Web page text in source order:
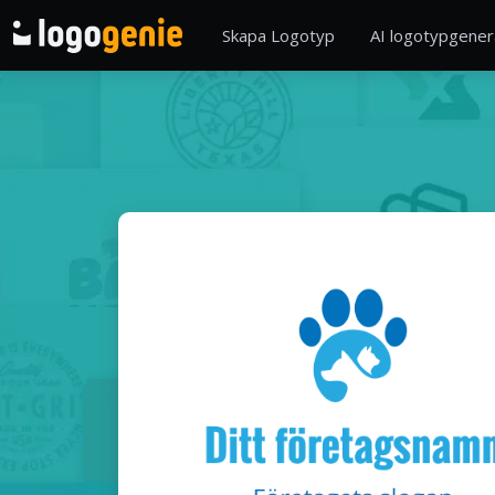
Skapa Logotyp AI